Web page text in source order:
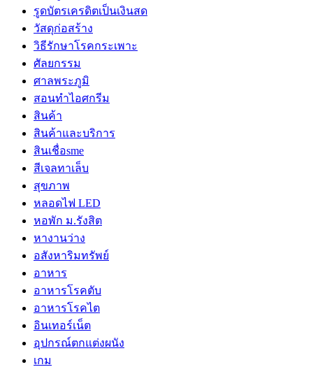
รูดบัตรเครดิตเป็นเงินสด
วัสดุก่อสร้าง
วิธีรักษาโรคกระเพาะ
ศัลยกรรม
ศาลพระภูมิ
สอนทำไอศกรีม
สินค้า
สินค้าและบริการ
สินเชื่อsme
สีเจลทาเล็บ
สุขภาพ
หลอดไฟ LED
หอพัก ม.รังสิต
หางานว่าง
อสังหาริมทรัพย์
อาหาร
อาหารโรคตับ
อาหารโรคไต
อินเทอร์เน็ต
อุปกรณ์ตกแต่งผนัง
เกม